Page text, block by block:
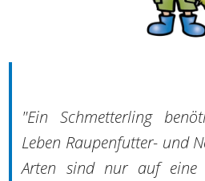
"Ein Schmetterling
Leben Raupenfutter- und
Arten sind nur auf eine